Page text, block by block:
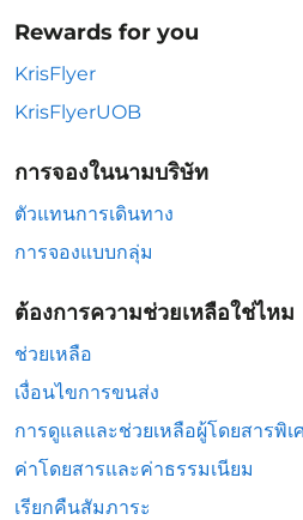
Rewards for you
KrisFlyer
KrisFlyerUOB
การจองในนามบริษัท
ตัวแทนการเดินทาง
การจองแบบกลุ่ม
ต้องการความช่วยเหลือใช่ไหม
ช่วยเหลือ
เงื่อนไขการขนส่ง
การดูแลและช่วยเหลือผู้โดยสารพิ
ค่าโดยสารและค่าธรรมเนียม
เรียกคืนสัมภาระ